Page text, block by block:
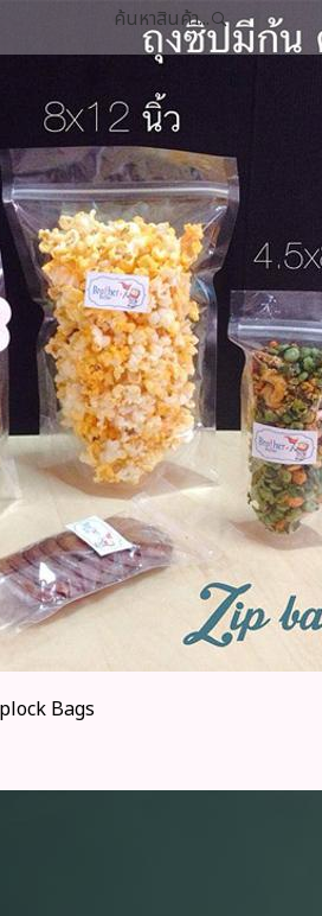
ค้นหาสินค้า...
Bags